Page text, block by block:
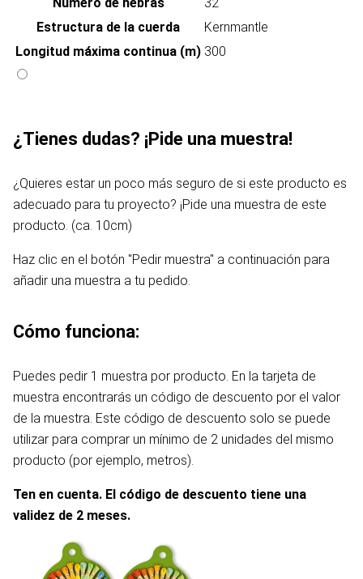
Estructura de la cuerda
Kernmantle
Longitud máxima continua (m) 300
¿Tienes dudas? ¡Pide una muestra!
¿Quieres estar un poco más seguro de si este producto es
adecuado para tu proyecto? ¡Pide una muestra de este
producto. (ca. 10cm)
Haz clic en el botón "Pedir muestra" a continuación para
añadir una muestra a tu pedido.
Cómo funciona:
Puedes pedir 1 muestra por producto. En la tarjeta de
muestra encontrarás un código de descuento por el valor
de la muestra. Este código de descuento solo se puede
utilizar para comprar un mínimo de 2 unidades del mismo
producto (por ejemplo, metros).
Ten en cuenta. El código de descuento tiene una
validez de 2 meses.